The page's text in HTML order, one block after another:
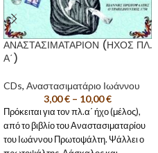
ΑΝΑΣΤΑΣΙΜΑΤΑΡΙΟΝ (ΗΧΟΣ ΠΛ.
Α΄)
CDs, Αναστασιματάριο Ιωάννου
3,00€ – 10,00€
Πρόκειται για τον πλ.α΄ ήχο (μέλος),
από το βιβλίο του Αναστασιματαρίου
του Ιωάννου Πρωτοψάλτη. Ψάλλει ο